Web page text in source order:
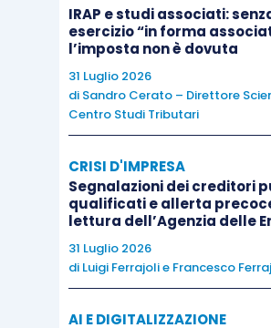
Con questa norma è evidente
una vera e propria
qualesi poteva scegliere,
situazione di crisi
dei singoli creditori.
È evidente come questa
imponga a tali soggetti di
strumenti dicontrollo, onde
IRAP e studi associati:
esercizio “in forma
l’imposta non è dovuta
31 Luglio 2026
di Sandro Cerato – Direttore
Centro Studi Tributari
CRISI D'IMPRESA
Segnalazioni dei creditori
qualificati e allerta
lettura dell’Agenzia delle
31 Luglio 2026
di Luigi Ferrajolie Francesco
AI E DIGITALIZZAZIONE